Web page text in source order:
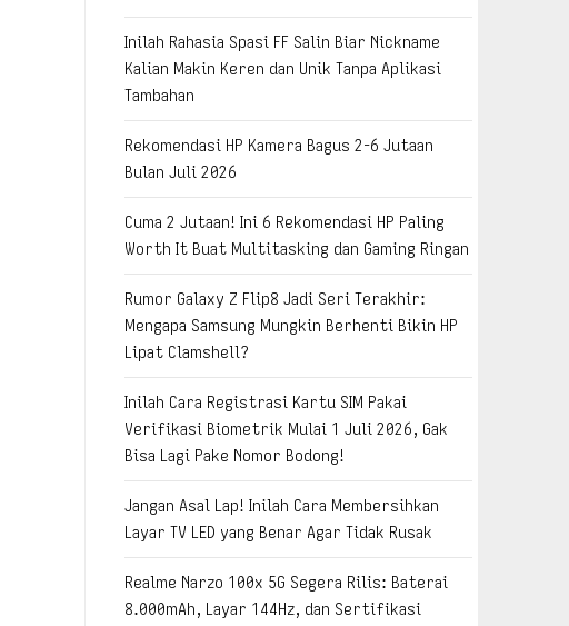
Inilah Rahasia Spasi FF Salin Biar Nickname
Kalian Makin Keren dan Unik Tanpa Aplikasi
Tambahan
Rekomendasi HP Kamera Bagus 2-6 Jutaan
Bulan Juli 2026
Cuma 2 Jutaan! Ini 6 Rekomendasi HP Paling
Worth It Buat Multitasking dan Gaming Ringan
Rumor Galaxy Z Flip8 Jadi Seri Terakhir:
Mengapa Samsung Mungkin Berhenti Bikin HP
Lipat Clamshell?
Inilah Cara Registrasi Kartu SIM Pakai
Verifikasi Biometrik Mulai 1 Juli 2026, Gak
Bisa Lagi Pake Nomor Bodong!
Jangan Asal Lap! Inilah Cara Membersihkan
Layar TV LED yang Benar Agar Tidak Rusak
Realme Narzo 100x 5G Segera Rilis: Baterai
8.000mAh, Layar 144Hz, dan Sertifikasi